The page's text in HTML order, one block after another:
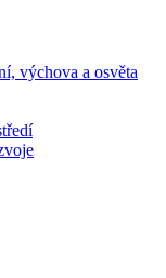
výchova a osvěta